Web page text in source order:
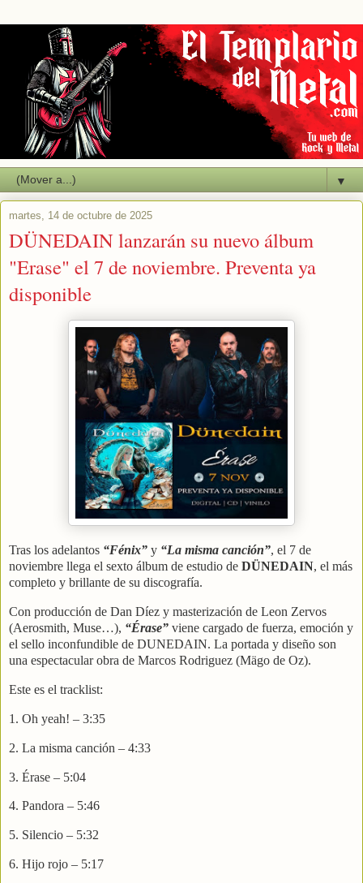
▼
martes, 14 de octubre de 2025
DÜNEDAIN lanzarán su nuevo álbum
"Erase" el 7 de noviembre. Preventa ya
disponible
Tras los adelantos “Fénix” y “La misma canción”, el 7 de
noviembre llega el sexto álbum de estudio de DÜNEDAIN, el más
completo y brillante de su discografía.
Con producción de Dan Díez y masterización de Leon Zervos
(Aerosmith, Muse…), “Érase” viene cargado de fuerza, emoción y
el sello inconfundible de DUNEDAIN. La portada y diseño son
una espectacular obra de Marcos Rodriguez (Mägo de Oz).
Este es el tracklist:
1. Oh yeah! – 3:35
2. La misma canción – 4:33
3. Érase – 5:04
4. Pandora – 5:46
5. Silencio – 5:32
6. Hijo rojo – 5:17